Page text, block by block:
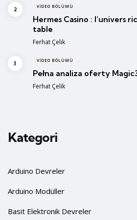
VIDEO BÖLÜMÜ
Hermes Casino : l’univers
table
Posted
Ferhat Çelik
VIDEO BÖLÜMÜ
Pełna analiza oferty
Posted
Ferhat Çelik
Kategori
Arduino Devreler
Arduino Modüller
Basit Elektronik Devreler